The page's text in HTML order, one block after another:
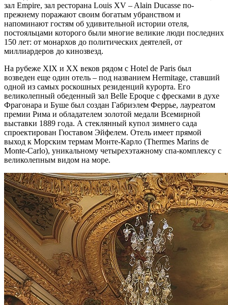
зал Empire, зал ресторана Louis XV – Alain Ducasse по-
прежнему поражают своим богатым убранством и
напоминают гостям об удивительной истории отеля,
постояльцами которого были многие великие люди последних
150 лет: от монархов до политических деятелей, от
миллиардеров до кинозвезд.
На рубеже XIX и XX веков рядом с Hotel de Paris был
возведен еще один отель – под названием Hermitage, ставший
одной из самых роскошных резиденций курорта. Его
великолепный обеденный зал Belle Epoque с фресками в духе
Фрагонара и Буше был создан Габриэлем Феррье, лауреатом
премии Рима и обладателем золотой медали Всемирной
выставки 1889 года. А стеклянный купол зимнего сада
спроектирован Гюставом Эйфелем. Отель имеет прямой
выход к Морским термам Монте-Карло (Thermes Marins de
Monte-Carlo), уникальному четырехэтажному спа-комплексу с
великолепным видом на море.